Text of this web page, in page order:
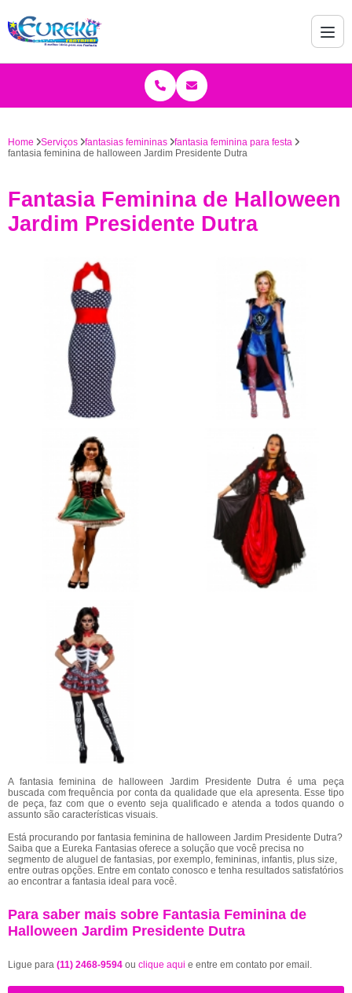
Home Serviços fantasias femininas
fantasia feminina para festa
fantasia feminina de halloween Jardim Presidente Dutra
Fantasia Feminina de Halloween
Jardim Presidente Dutra
A fantasia feminina de halloween Jardim Presidente Dutra é uma peça
buscada com frequência por conta da qualidade que ela apresenta. Esse tipo
de peça, faz com que o evento seja qualificado e atenda a todos quando o
assunto são características visuais.
Está procurando por fantasia feminina de halloween Jardim Presidente Dutra?
Saiba que a Eureka Fantasias oferece a solução que você precisa no
segmento de aluguel de fantasias, por exemplo, femininas, infantis, plus size,
entre outras opções. Entre em contato conosco e tenha resultados satisfatórios
ao encontrar a fantasia ideal para você.
Para saber mais sobre Fantasia Feminina de
Halloween Jardim Presidente Dutra
Ligue para (11) 2468-9594 ou clique aqui e entre em contato por email.